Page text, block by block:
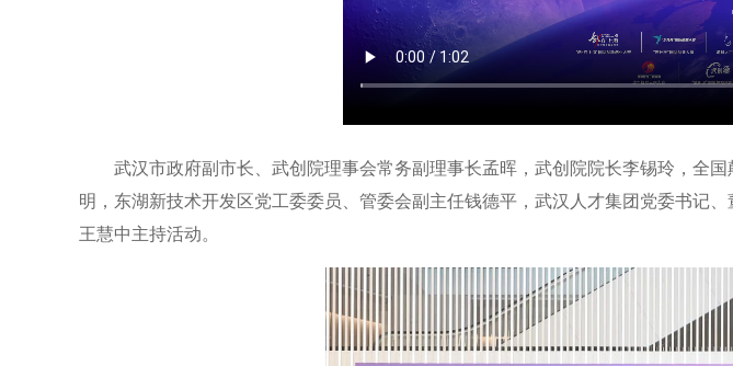
武汉市政府副市长、武创院理事会常务副理事长孟晖，武创院院长李锡玲，全
明，东湖新技术开发区党工委委员、管委会副主任钱德平，武汉人才集团党委书记
王慧中主持活动。